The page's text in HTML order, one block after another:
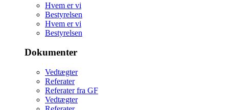
Hvem er vi
Bestyrelsen
Hvem er vi
Bestyrelsen
Dokumenter
Vedtægter
Referater
Referater fra GF
Vedtægter